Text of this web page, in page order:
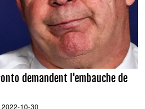
demandent l'embauche de
2022-10-30